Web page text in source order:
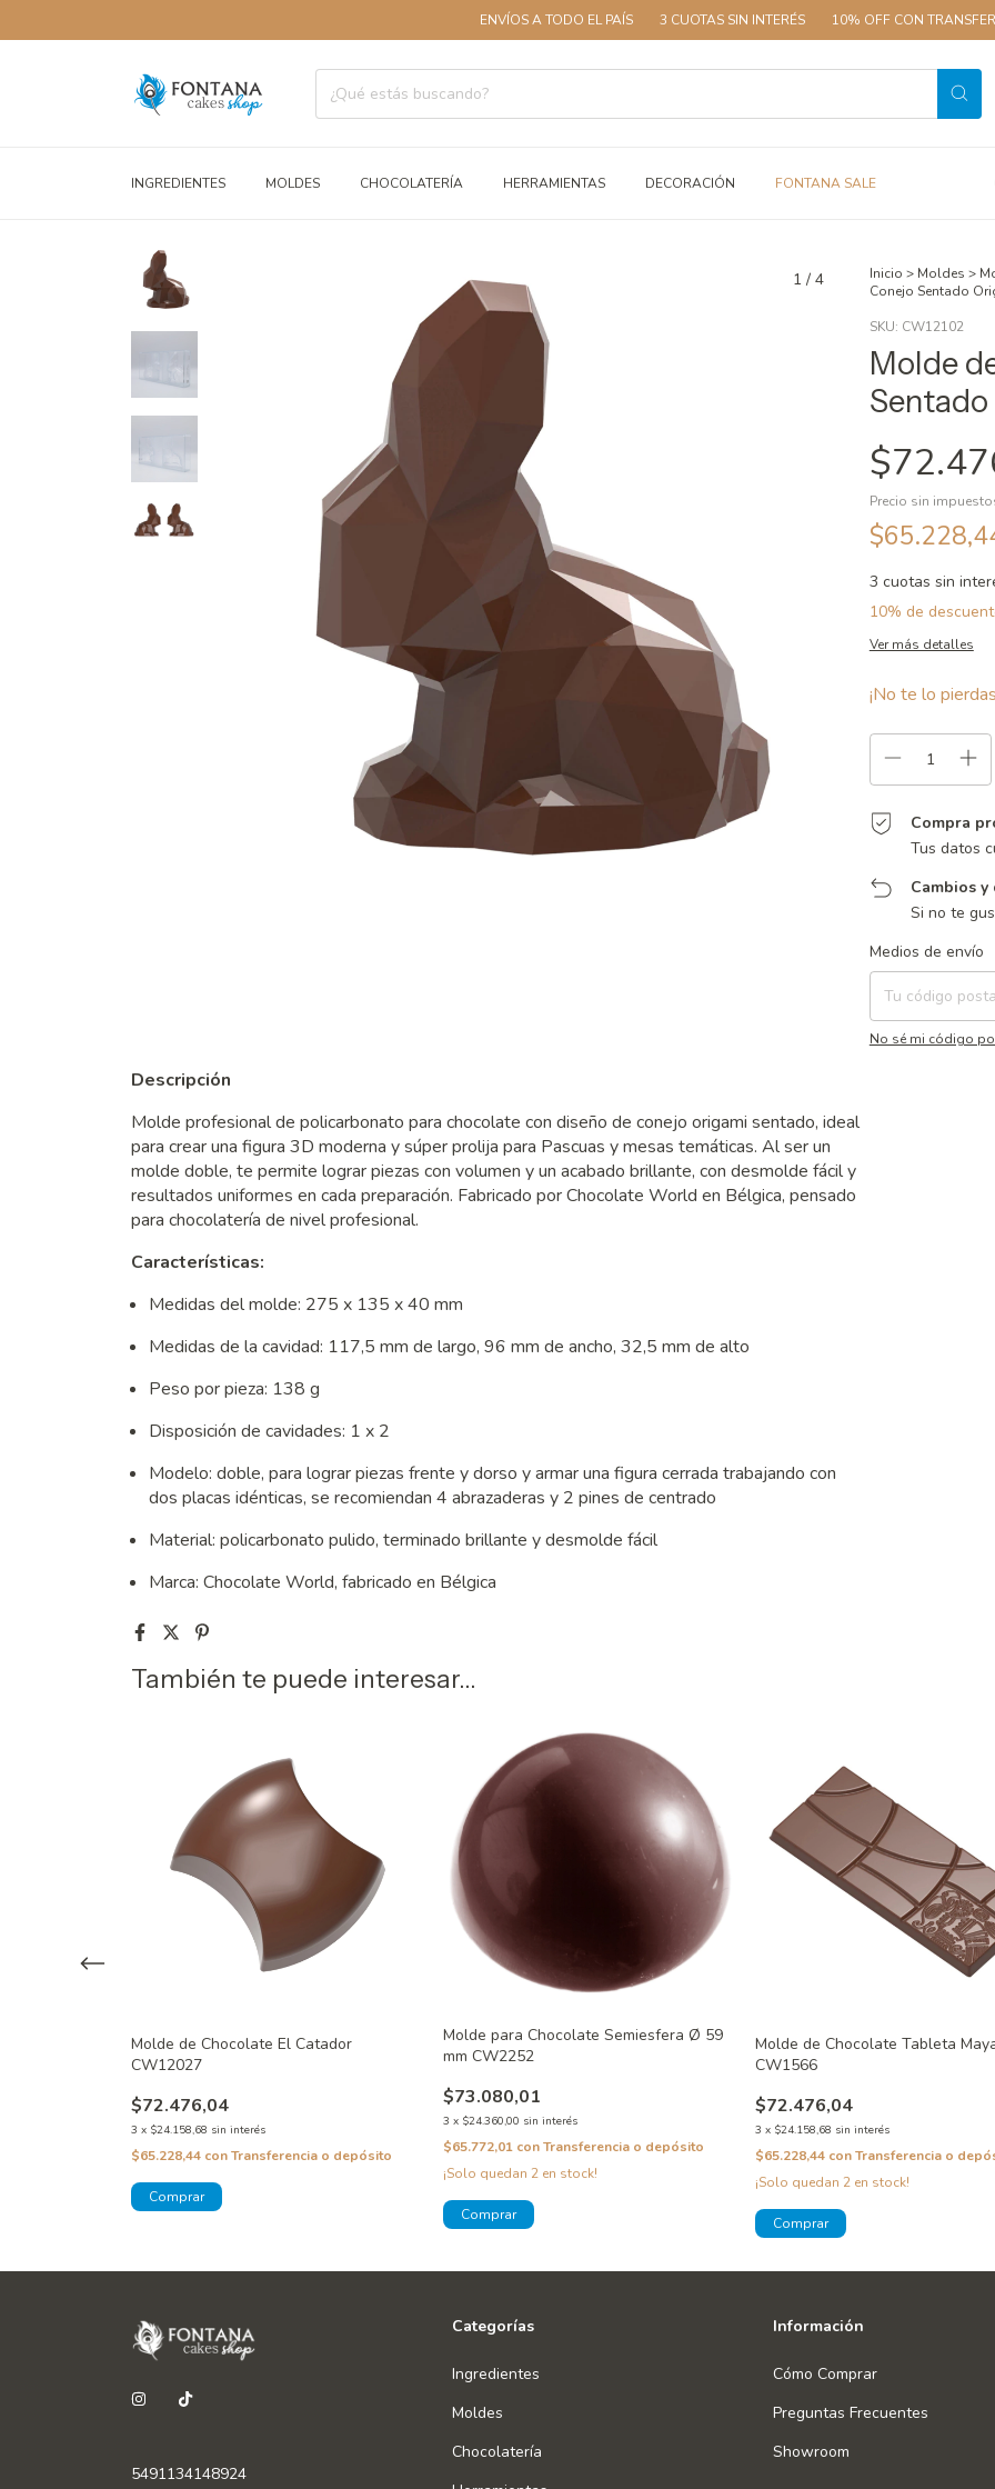
ENVÍOS A TODO EL PAÍS 3 CUOTAS SIN INTERÉS 10% OFF CON TRANSFERENCIA
INGREDIENTES MOLDES CHOCOLATERÍA HERRAMIENTAS DECORACIÓN FONTANA SALE
1 / 4 Inicio > Moldes >
Conejo Sentado
SKU: CW12102
Molde
Sentado
Precio sin
3 cuotas sin
10% de
Ver más detalles
¡No te lo
Compra
Tus datos
Cambios
Si no te
Entregas para el CP:
Medios de envío
No sé mi código
Descripción
Molde profesional de policarbonato para chocolate con diseño de conejo origami sentado, ideal
para crear una figura 3D moderna y súper prolija para Pascuas y mesas temáticas. Al ser un
molde doble, te permite lograr piezas con volumen y un acabado brillante, con desmolde fácil y
resultados uniformes en cada preparación. Fabricado por Chocolate World en Bélgica, pensado
para chocolatería de nivel profesional.
Características:
Medidas del molde: 275 x 135 x 40 mm
Medidas de la cavidad: 117,5 mm de largo, 96 mm de ancho, 32,5 mm de alto
Peso por pieza: 138 g
Disposición de cavidades: 1 x 2
Modelo: doble, para lograr piezas frente y dorso y armar una figura cerrada trabajando con
dos placas idénticas, se recomiendan 4 abrazaderas y 2 pines de centrado
Material: policarbonato pulido, terminado brillante y desmolde fácil
Marca: Chocolate World, fabricado en Bélgica
También te puede interesar...
Molde de Chocolate El Catador
CW12027
$72.476,04
3 x $24.158,68 sin interés
$65.228,44 conTransferencia o depósito
Molde para Chocolate Semiesfera Ø 59
mm CW2252
$73.080,01
3 x $24.360,00 sin interés
$65.772,01 conTransferencia o depósito
¡Solo quedan 2 en stock!
Molde de Chocolate Tableta
CW1566
$72.476,04
3 x $24.158,68 sin interés
$65.228,44 conTransferencia o
¡Solo quedan 2 en stock!
5491134148924
Categorías
Ingredientes
Moldes
Chocolatería
Información
Cómo Comprar
Preguntas Frecuentes
Showroom